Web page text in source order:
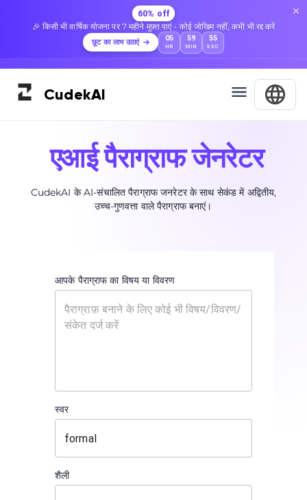
60% off
🎉 किसी भी वार्षिक योजना पर 7 महीने मुफ़्त पाएं - कोई जोखिम नहीं, कभी भी रद्द करें
छूट का लाभ उठाएं 05
HR
59
MIN
54
SEC
CudekAI
एआई पैराग्राफ जेनरेटर
CudekAI के AI-संचालित पैराग्राफ जनरेटर के साथ सेकंड में अद्वितीय,
उच्च-गुणवत्ता वाले पैराग्राफ बनाएं।
आपके पैराग्राफ का विषय या विवरण
स्वर
शैली